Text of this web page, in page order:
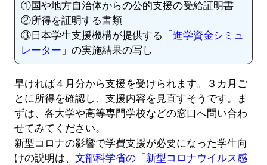
①国や地方自治体からの公的支援の受給証明書
②所得を証明する書類
③日本学生支援機構が提供する「 進学資金シミュ
レーター 」の実施結果の写し
早ければ４月分から支援を受けられます。３カ月ご
とに所得を確認し、支援内容を見直すそうです。ま
ずは、各大学や高等専門学校などの窓口へ問い合わ
せてみてください。
新型コロナの影響で学費支援が必要になった学生向
けの説明は、 文部科学省の「新型コロナウイルス感